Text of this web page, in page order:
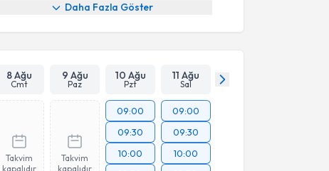
Daha Fazla Göster
8 Ağu
Cmt
9 Ağu
Paz
10 Ağu
Pzt
11 Ağu
Sal
Takvim
kapalıdır
Takvim
kapalıdır
09:00
09:30
10:00
09:00
09:30
10:00